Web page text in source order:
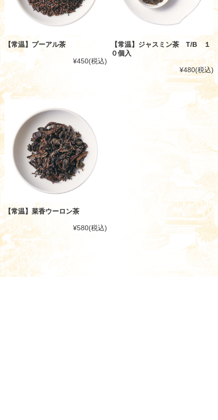
【常温】プーアル茶
¥450(税込)
【常温】ジャスミン茶 T/B １
０個入
¥480(税込)
【常温】菜香ウーロン茶
¥580(税込)